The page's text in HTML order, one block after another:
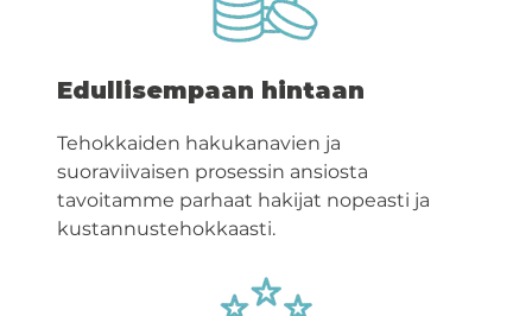
Tehokkaiden hakukanavien ja
suoraviivaisen prosessin ansiosta
tavoitamme parhaat hakijat nopeasti ja
kustannustehokkaasti.
Edullisempaan hintaan